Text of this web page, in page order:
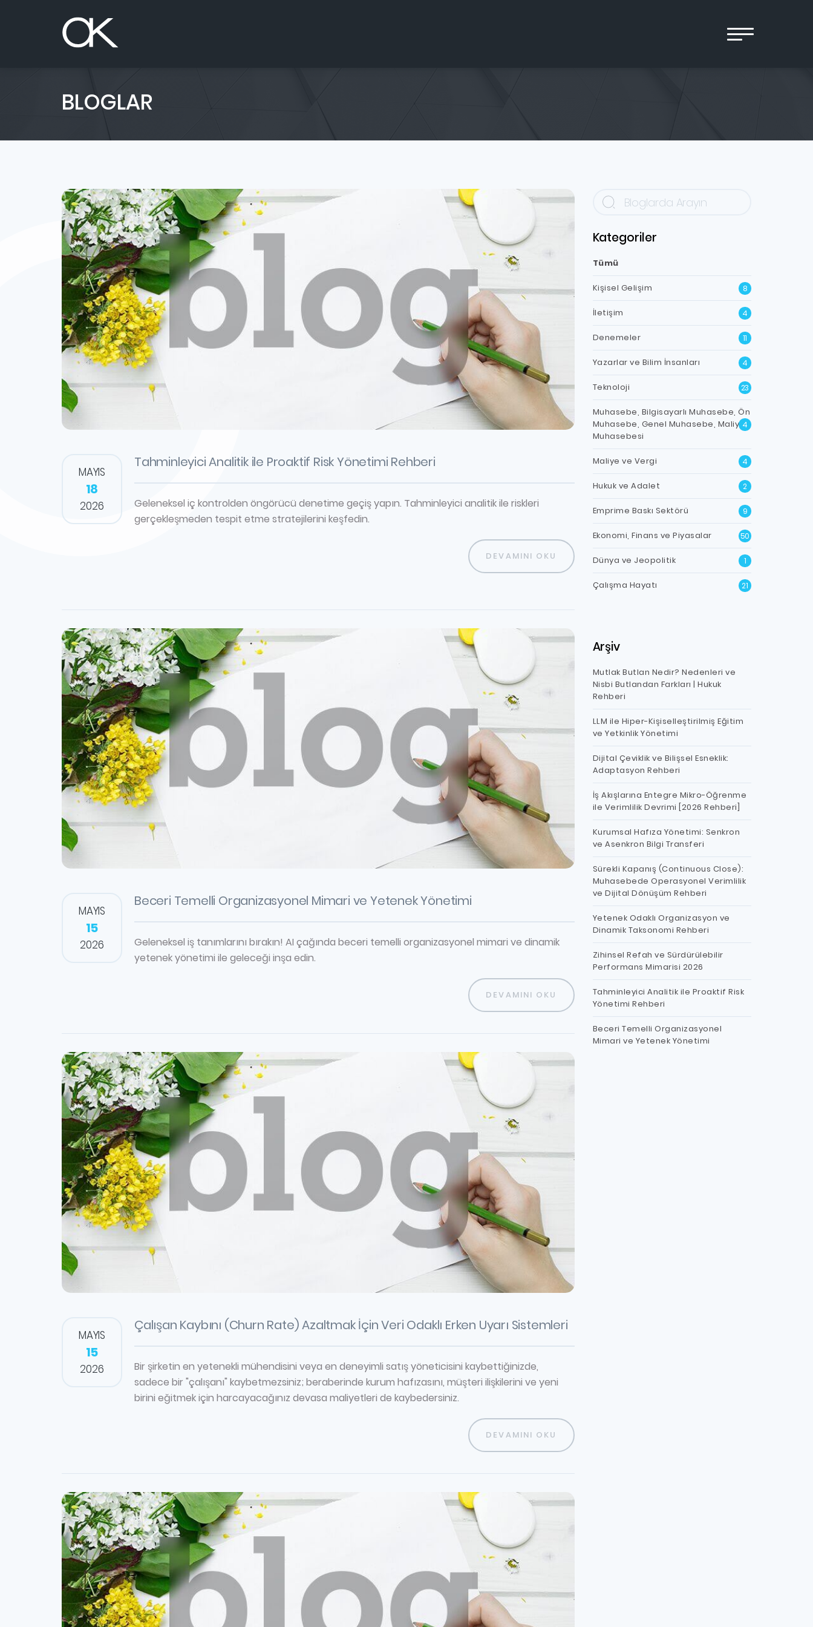
BLOGLAR
MAYIS
18
2026
Tahminleyici Analitik ile Proaktif Risk Yönetimi Rehberi
Geleneksel iç kontrolden öngörücü denetime geçiş yapın. Tahminleyici analitik ile riskleri
gerçekleşmeden tespit etme stratejilerini keşfedin.
DEVAMINI OKU
MAYIS
15
2026
Beceri Temelli Organizasyonel Mimari ve Yetenek Yönetimi
Geleneksel iş tanımlarını bırakın! AI çağında beceri temelli organizasyonel mimari ve dinamik
yetenek yönetimi ile geleceği inşa edin.
DEVAMINI OKU
MAYIS
15
2026
Çalışan Kaybını (Churn Rate) Azaltmak İçin Veri Odaklı Erken Uyarı Sistemleri
Bir şirketin en yetenekli mühendisini veya en deneyimli satış yöneticisini kaybettiğinizde,
sadece bir "çalışanı" kaybetmezsiniz; beraberinde kurum hafızasını, müşteri ilişkilerini ve yeni
birini eğitmek için harcayacağınız devasa maliyetleri de kaybedersiniz.
DEVAMINI OKU
Kategoriler
Tümü
Kişisel Gelişim 8
İletişim 4
Denemeler 11
Yazarlar ve Bilim İnsanları 4
Teknoloji 23
Muhasebe, Bilgisayarlı Muhasebe, Ön
Muhasebe, Genel Muhasebe, Maliyet
Muhasebesi
4
Maliye ve Vergi 4
Hukuk ve Adalet 2
Emprime Baskı Sektörü 9
Ekonomi, Finans ve Piyasalar 50
Dünya ve Jeopolitik 1
Çalışma Hayatı 21
Arşiv
Mutlak Butlan Nedir? Nedenleri ve
Nisbi Butlandan Farkları | Hukuk
Rehberi
LLM ile Hiper-Kişiselleştirilmiş Eğitim
ve Yetkinlik Yönetimi
Dijital Çeviklik ve Bilişsel Esneklik:
Adaptasyon Rehberi
İş Akışlarına Entegre Mikro-Öğrenme
ile Verimlilik Devrimi [2026 Rehberi]
Kurumsal Hafıza Yönetimi: Senkron
ve Asenkron Bilgi Transferi
Sürekli Kapanış (Continuous Close):
Muhasebede Operasyonel Verimlilik
ve Dijital Dönüşüm Rehberi
Yetenek Odaklı Organizasyon ve
Dinamik Taksonomi Rehberi
Zihinsel Refah ve Sürdürülebilir
Performans Mimarisi 2026
Tahminleyici Analitik ile Proaktif Risk
Yönetimi Rehberi
Beceri Temelli Organizasyonel
Mimari ve Yetenek Yönetimi